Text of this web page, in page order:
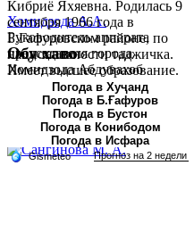
Хомидзода А.А.
Руководитель аппарата
председателя города
Хомидзода Абдувахоб
Абдумаджид родился 8
июня 1978 года в городе
Худжанде. По
национальности...
Кибриё Яхяевна. Родилась 9
сентября 1966 года в
Б.Гафуровском районе, по
национальности таджичка.
Имеет высшее образование.
В 1997 ...
Обу хаво
Погода в Хуҷанд
Погода в Б.Ғафуров
Погода в Бустон
Погода в Конибодом
Погода в Исфара